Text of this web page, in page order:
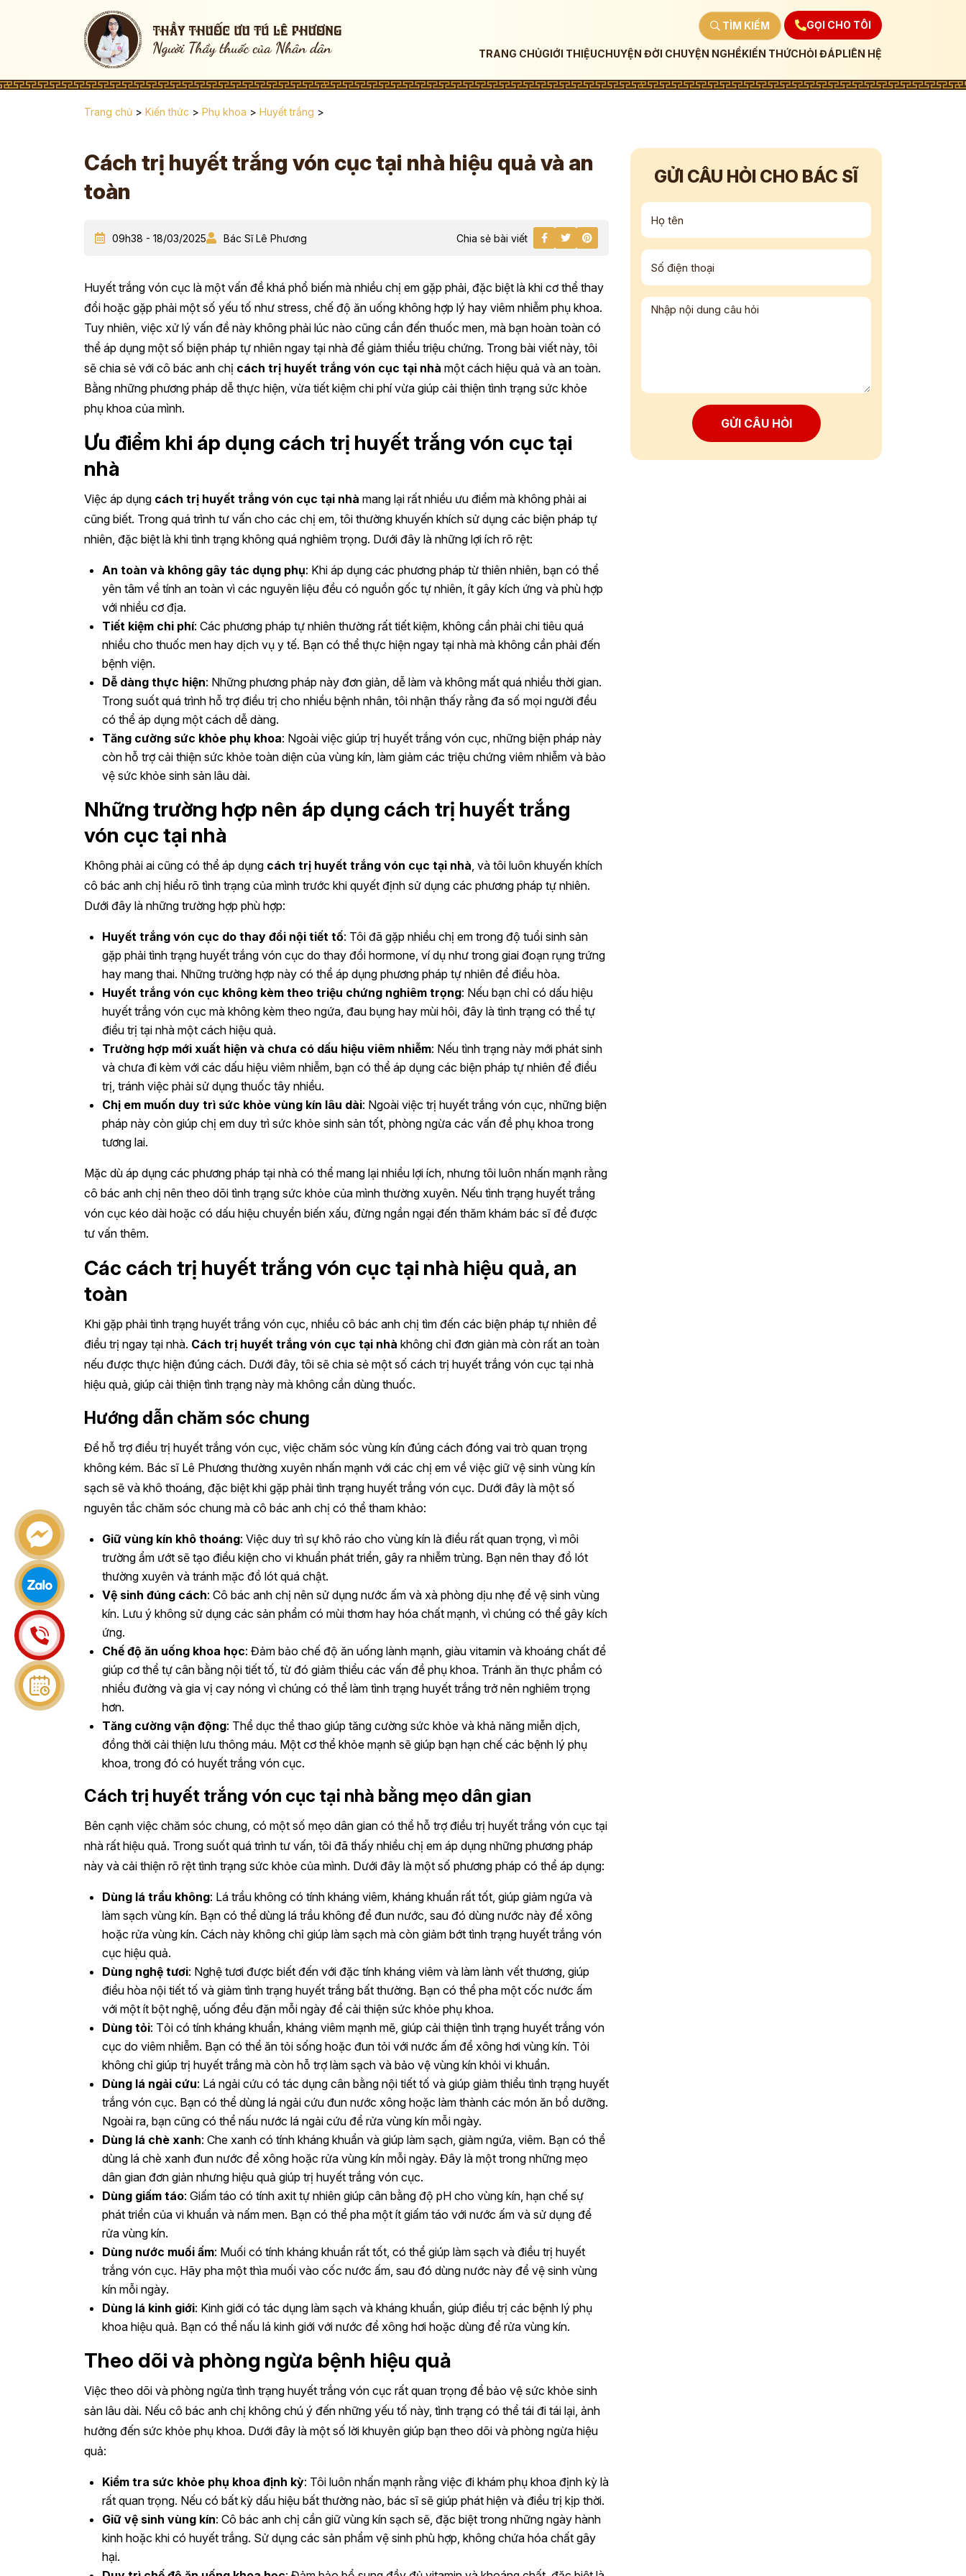
TÌM KIẾM GỌI CHO TÔI
TRANG CHỦGIỚI THIỆUCHUYỆN ĐỜI CHUYỆN NGHỀKIẾN THỨCHỎI ĐÁPLIÊN HỆ
Trang chủ > Kiến thức > Phụ khoa > Huyết trắng >
Cách trị huyết trắng vón cục tại nhà hiệu quả và an
toàn
09h38 - 18/03/2025 Bác Sĩ Lê Phương Chia sẻ bài viết
Huyết trắng vón cục là một vấn đề khá phổ biến mà nhiều chị em gặp phải, đặc biệt là khi cơ thể thay
đổi hoặc gặp phải một số yếu tố như stress, chế độ ăn uống không hợp lý hay viêm nhiễm phụ khoa.
Tuy nhiên, việc xử lý vấn đề này không phải lúc nào cũng cần đến thuốc men, mà bạn hoàn toàn có
thể áp dụng một số biện pháp tự nhiên ngay tại nhà để giảm thiểu triệu chứng. Trong bài viết này, tôi
sẽ chia sẻ với cô bác anh chị cách trị huyết trắng vón cục tại nhà một cách hiệu quả và an toàn.
Bằng những phương pháp dễ thực hiện, vừa tiết kiệm chi phí vừa giúp cải thiện tình trạng sức khỏe
phụ khoa của mình.
Ưu điểm khi áp dụng cách trị huyết trắng vón cục tại
nhà
Việc áp dụng cách trị huyết trắng vón cục tại nhà mang lại rất nhiều ưu điểm mà không phải ai
cũng biết. Trong quá trình tư vấn cho các chị em, tôi thường khuyến khích sử dụng các biện pháp tự
nhiên, đặc biệt là khi tình trạng không quá nghiêm trọng. Dưới đây là những lợi ích rõ rệt:
An toàn và không gây tác dụng phụ: Khi áp dụng các phương pháp từ thiên nhiên, bạn có thể
yên tâm về tính an toàn vì các nguyên liệu đều có nguồn gốc tự nhiên, ít gây kích ứng và phù hợp
với nhiều cơ địa.
Tiết kiệm chi phí: Các phương pháp tự nhiên thường rất tiết kiệm, không cần phải chi tiêu quá
nhiều cho thuốc men hay dịch vụ y tế. Bạn có thể thực hiện ngay tại nhà mà không cần phải đến
bệnh viện.
Dễ dàng thực hiện: Những phương pháp này đơn giản, dễ làm và không mất quá nhiều thời gian.
Trong suốt quá trình hỗ trợ điều trị cho nhiều bệnh nhân, tôi nhận thấy rằng đa số mọi người đều
có thể áp dụng một cách dễ dàng.
Tăng cường sức khỏe phụ khoa: Ngoài việc giúp trị huyết trắng vón cục, những biện pháp này
còn hỗ trợ cải thiện sức khỏe toàn diện của vùng kín, làm giảm các triệu chứng viêm nhiễm và bảo
vệ sức khỏe sinh sản lâu dài.
Những trường hợp nên áp dụng cách trị huyết trắng
vón cục tại nhà
Không phải ai cũng có thể áp dụng cách trị huyết trắng vón cục tại nhà, và tôi luôn khuyến khích
cô bác anh chị hiểu rõ tình trạng của mình trước khi quyết định sử dụng các phương pháp tự nhiên.
Dưới đây là những trường hợp phù hợp:
Huyết trắng vón cục do thay đổi nội tiết tố: Tôi đã gặp nhiều chị em trong độ tuổi sinh sản
gặp phải tình trạng huyết trắng vón cục do thay đổi hormone, ví dụ như trong giai đoạn rụng trứng
hay mang thai. Những trường hợp này có thể áp dụng phương pháp tự nhiên để điều hòa.
Huyết trắng vón cục không kèm theo triệu chứng nghiêm trọng: Nếu bạn chỉ có dấu hiệu
huyết trắng vón cục mà không kèm theo ngứa, đau bụng hay mùi hôi, đây là tình trạng có thể tự
điều trị tại nhà một cách hiệu quả.
Trường hợp mới xuất hiện và chưa có dấu hiệu viêm nhiễm: Nếu tình trạng này mới phát sinh
và chưa đi kèm với các dấu hiệu viêm nhiễm, bạn có thể áp dụng các biện pháp tự nhiên để điều
trị, tránh việc phải sử dụng thuốc tây nhiều.
Chị em muốn duy trì sức khỏe vùng kín lâu dài: Ngoài việc trị huyết trắng vón cục, những biện
pháp này còn giúp chị em duy trì sức khỏe sinh sản tốt, phòng ngừa các vấn đề phụ khoa trong
tương lai.
Mặc dù áp dụng các phương pháp tại nhà có thể mang lại nhiều lợi ích, nhưng tôi luôn nhấn mạnh rằng
cô bác anh chị nên theo dõi tình trạng sức khỏe của mình thường xuyên. Nếu tình trạng huyết trắng
vón cục kéo dài hoặc có dấu hiệu chuyển biến xấu, đừng ngần ngại đến thăm khám bác sĩ để được
tư vấn thêm.
Các cách trị huyết trắng vón cục tại nhà hiệu quả, an
toàn
Khi gặp phải tình trạng huyết trắng vón cục, nhiều cô bác anh chị tìm đến các biện pháp tự nhiên để
điều trị ngay tại nhà. Cách trị huyết trắng vón cục tại nhà không chỉ đơn giản mà còn rất an toàn
nếu được thực hiện đúng cách. Dưới đây, tôi sẽ chia sẻ một số cách trị huyết trắng vón cục tại nhà
hiệu quả, giúp cải thiện tình trạng này mà không cần dùng thuốc.
Hướng dẫn chăm sóc chung
Để hỗ trợ điều trị huyết trắng vón cục, việc chăm sóc vùng kín đúng cách đóng vai trò quan trọng
không kém. Bác sĩ Lê Phương thường xuyên nhấn mạnh với các chị em về việc giữ vệ sinh vùng kín
sạch sẽ và khô thoáng, đặc biệt khi gặp phải tình trạng huyết trắng vón cục. Dưới đây là một số
nguyên tắc chăm sóc chung mà cô bác anh chị có thể tham khảo:
Giữ vùng kín khô thoáng: Việc duy trì sự khô ráo cho vùng kín là điều rất quan trọng, vì môi
trường ẩm ướt sẽ tạo điều kiện cho vi khuẩn phát triển, gây ra nhiễm trùng. Bạn nên thay đồ lót
thường xuyên và tránh mặc đồ lót quá chật.
Vệ sinh đúng cách: Cô bác anh chị nên sử dụng nước ấm và xà phòng dịu nhẹ để vệ sinh vùng
kín. Lưu ý không sử dụng các sản phẩm có mùi thơm hay hóa chất mạnh, vì chúng có thể gây kích
ứng.
Chế độ ăn uống khoa học: Đảm bảo chế độ ăn uống lành mạnh, giàu vitamin và khoáng chất để
giúp cơ thể tự cân bằng nội tiết tố, từ đó giảm thiểu các vấn đề phụ khoa. Tránh ăn thực phẩm có
nhiều đường và gia vị cay nóng vì chúng có thể làm tình trạng huyết trắng trở nên nghiêm trọng
hơn.
Tăng cường vận động: Thể dục thể thao giúp tăng cường sức khỏe và khả năng miễn dịch,
đồng thời cải thiện lưu thông máu. Một cơ thể khỏe mạnh sẽ giúp bạn hạn chế các bệnh lý phụ
khoa, trong đó có huyết trắng vón cục.
Cách trị huyết trắng vón cục tại nhà bằng mẹo dân gian
Bên cạnh việc chăm sóc chung, có một số mẹo dân gian có thể hỗ trợ điều trị huyết trắng vón cục tại
nhà rất hiệu quả. Trong suốt quá trình tư vấn, tôi đã thấy nhiều chị em áp dụng những phương pháp
này và cải thiện rõ rệt tình trạng sức khỏe của mình. Dưới đây là một số phương pháp có thể áp dụng:
Dùng lá trầu không: Lá trầu không có tính kháng viêm, kháng khuẩn rất tốt, giúp giảm ngứa và
làm sạch vùng kín. Bạn có thể dùng lá trầu không để đun nước, sau đó dùng nước này để xông
hoặc rửa vùng kín. Cách này không chỉ giúp làm sạch mà còn giảm bớt tình trạng huyết trắng vón
cục hiệu quả.
Dùng nghệ tươi: Nghệ tươi được biết đến với đặc tính kháng viêm và làm lành vết thương, giúp
điều hòa nội tiết tố và giảm tình trạng huyết trắng bất thường. Bạn có thể pha một cốc nước ấm
với một ít bột nghệ, uống đều đặn mỗi ngày để cải thiện sức khỏe phụ khoa.
Dùng tỏi: Tỏi có tính kháng khuẩn, kháng viêm mạnh mẽ, giúp cải thiện tình trạng huyết trắng vón
cục do viêm nhiễm. Bạn có thể ăn tỏi sống hoặc đun tỏi với nước ấm để xông hơi vùng kín. Tỏi
không chỉ giúp trị huyết trắng mà còn hỗ trợ làm sạch và bảo vệ vùng kín khỏi vi khuẩn.
Dùng lá ngải cứu: Lá ngải cứu có tác dụng cân bằng nội tiết tố và giúp giảm thiểu tình trạng huyết
trắng vón cục. Bạn có thể dùng lá ngải cứu đun nước xông hoặc làm thành các món ăn bổ dưỡng.
Ngoài ra, bạn cũng có thể nấu nước lá ngải cứu để rửa vùng kín mỗi ngày.
Dùng lá chè xanh: Che xanh có tính kháng khuẩn và giúp làm sạch, giảm ngứa, viêm. Bạn có thể
dùng lá chè xanh đun nước để xông hoặc rửa vùng kín mỗi ngày. Đây là một trong những mẹo
dân gian đơn giản nhưng hiệu quả giúp trị huyết trắng vón cục.
Dùng giấm táo: Giấm táo có tính axit tự nhiên giúp cân bằng độ pH cho vùng kín, hạn chế sự
phát triển của vi khuẩn và nấm men. Bạn có thể pha một ít giấm táo với nước ấm và sử dụng để
rửa vùng kín.
Dùng nước muối ấm: Muối có tính kháng khuẩn rất tốt, có thể giúp làm sạch và điều trị huyết
trắng vón cục. Hãy pha một thìa muối vào cốc nước ấm, sau đó dùng nước này để vệ sinh vùng
kín mỗi ngày.
Dùng lá kinh giới: Kinh giới có tác dụng làm sạch và kháng khuẩn, giúp điều trị các bệnh lý phụ
khoa hiệu quả. Bạn có thể nấu lá kinh giới với nước để xông hơi hoặc dùng để rửa vùng kín.
Theo dõi và phòng ngừa bệnh hiệu quả
Việc theo dõi và phòng ngừa tình trạng huyết trắng vón cục rất quan trọng để bảo vệ sức khỏe sinh
sản lâu dài. Nếu cô bác anh chị không chú ý đến những yếu tố này, tình trạng có thể tái đi tái lại, ảnh
hưởng đến sức khỏe phụ khoa. Dưới đây là một số lời khuyên giúp bạn theo dõi và phòng ngừa hiệu
quả:
Kiểm tra sức khỏe phụ khoa định kỳ: Tôi luôn nhấn mạnh rằng việc đi khám phụ khoa định kỳ là
rất quan trọng. Nếu có bất kỳ dấu hiệu bất thường nào, bác sĩ sẽ giúp phát hiện và điều trị kịp thời.
Giữ vệ sinh vùng kín: Cô bác anh chị cần giữ vùng kín sạch sẽ, đặc biệt trong những ngày hành
kinh hoặc khi có huyết trắng. Sử dụng các sản phẩm vệ sinh phù hợp, không chứa hóa chất gây
hại.
GỬI CÂU HỎI CHO BÁC SĨ
GỬI CÂU HỎI